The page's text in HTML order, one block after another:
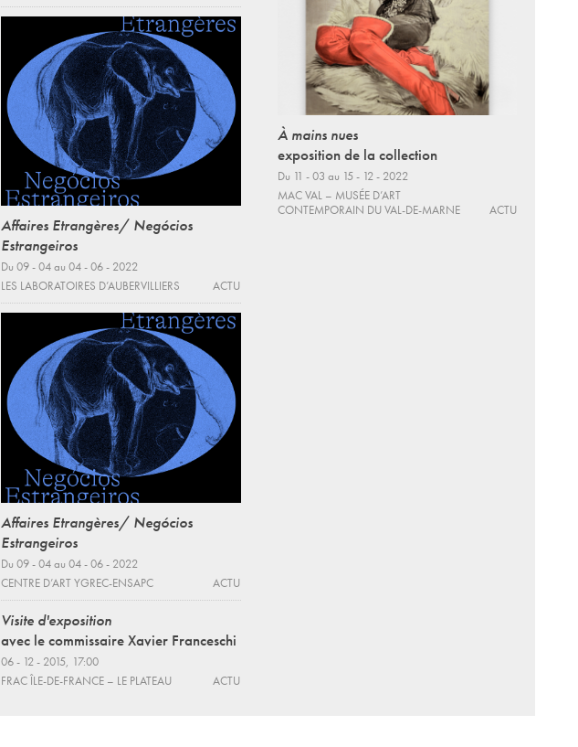
Affaires Etrangères/ Negócios
Estrangeiros
Du 09 - 04 au 04 - 06 - 2022
LES LABORATOIRES D’AUBERVILLIERS
ACTU
Affaires Etrangères/ Negócios
Estrangeiros
Du 09 - 04 au 04 - 06 - 2022
CENTRE D’ART YGREC-ENSAPC
ACTU
Visite d'exposition
avec le commissaire Xavier Franceschi
06 - 12 - 2015, 17:00
FRAC ÎLE-DE-FRANCE – LE PLATEAU
ACTU
À mains nues
exposition de la collection
Du 11 - 03 au 15 - 12 - 2022
MAC VAL – MUSÉE D’ART
CONTEMPORAIN DU VAL-DE-MARNE
ACTU